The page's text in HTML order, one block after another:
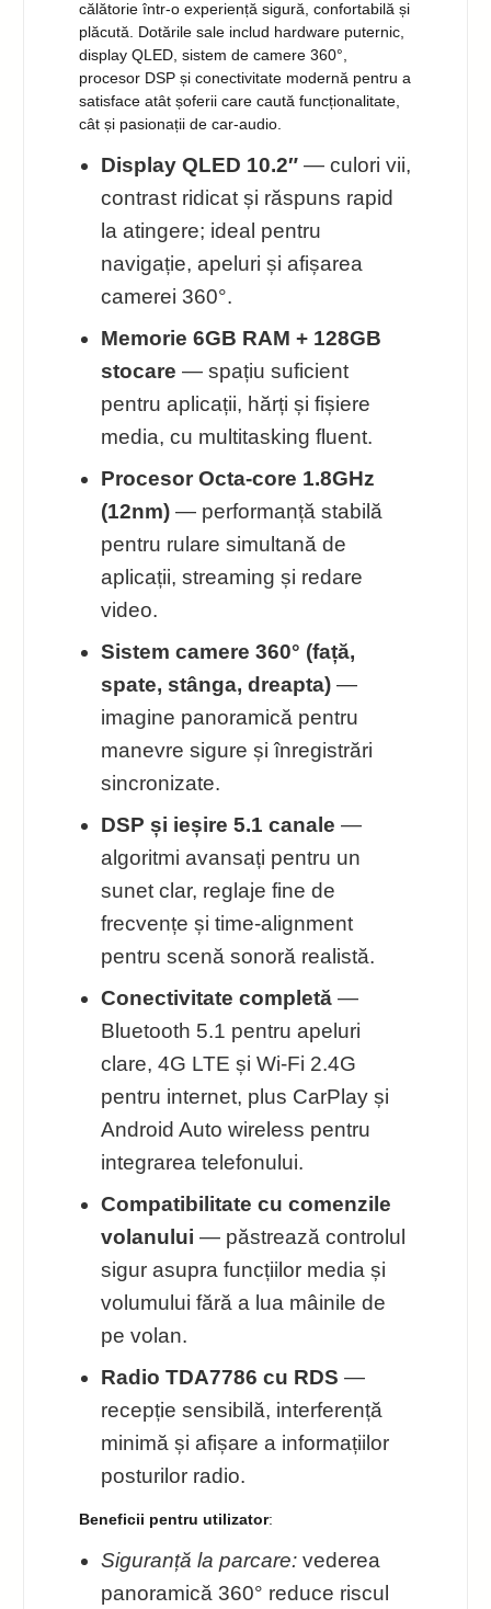
călătorie într-o experiență sigură, confortabilă și
plăcută. Dotările sale includ hardware puternic,
display QLED, sistem de camere 360°,
procesor DSP și conectivitate modernă pentru a
satisface atât șoferii care caută funcționalitate,
cât și pasionații de car-audio.
Display QLED 10.2″ — culori vii,
contrast ridicat și răspuns rapid
la atingere; ideal pentru
navigație, apeluri și afișarea
camerei 360°.
Memorie 6GB RAM + 128GB
stocare — spațiu suficient
pentru aplicații, hărți și fișiere
media, cu multitasking fluent.
Procesor Octa-core 1.8GHz
(12nm) — performanță stabilă
pentru rulare simultană de
aplicații, streaming și redare
video.
Sistem camere 360° (față,
spate, stânga, dreapta) —
imagine panoramică pentru
manevre sigure și înregistrări
sincronizate.
DSP și ieșire 5.1 canale —
algoritmi avansați pentru un
sunet clar, reglaje fine de
frecvențe și time-alignment
pentru scenă sonoră realistă.
Conectivitate completă —
Bluetooth 5.1 pentru apeluri
clare, 4G LTE și Wi‑Fi 2.4G
pentru internet, plus CarPlay și
Android Auto wireless pentru
integrarea telefonului.
Compatibilitate cu comenzile
volanului — păstrează controlul
sigur asupra funcțiilor media și
volumului fără a lua mâinile de
pe volan.
Radio TDA7786 cu RDS —
recepție sensibilă, interferență
minimă și afișare a informațiilor
posturilor radio.
Beneficii pentru utilizator:
Siguranță la parcare: vederea
panoramică 360° reduce riscul